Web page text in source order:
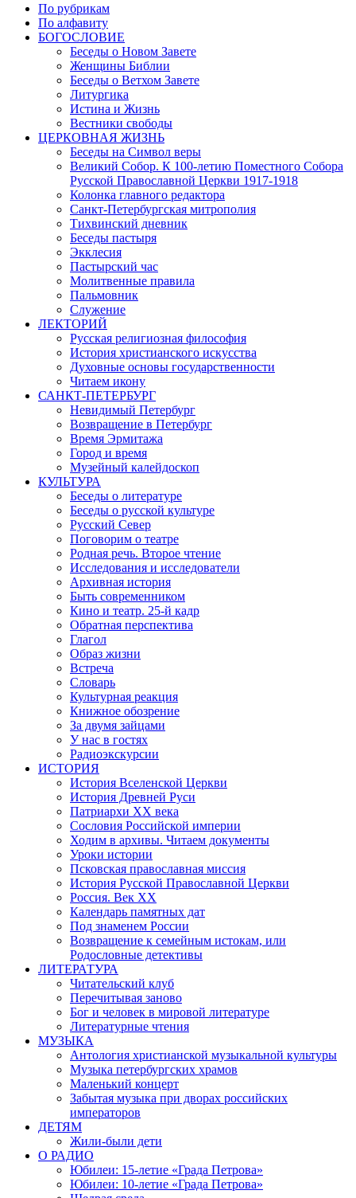
По рубрикам
По алфавиту
БОГОСЛОВИЕ
Беседы о Новом Завете
Женщины Библии
Беседы о Ветхом Завете
Литургика
Истина и Жизнь
Вестники свободы
ЦЕРКОВНАЯ ЖИЗНЬ
Беседы на Символ веры
Великий Собор. К 100-летию Поместного Собора
Русской Православной Церкви 1917-1918
Колонка главного редактора
Санкт-Петербургская митрополия
Тихвинский дневник
Беседы пастыря
Экклесия
Пастырский час
Молитвенные правила
Пальмовник
Служение
ЛЕКТОРИЙ
Русская религиозная философия
История христианского искусства
Духовные основы государственности
Читаем икону
САНКТ-ПЕТЕРБУРГ
Невидимый Петербург
Возвращение в Петербург
Время Эрмитажа
Город и время
Музейный калейдоскоп
КУЛЬТУРА
Беседы о литературе
Беседы о русской культуре
Русский Север
Поговорим о театре
Родная речь. Второе чтение
Исследования и исследователи
Архивная история
Быть современником
Кино и театр. 25-й кадр
Обратная перспектива
Глагол
Образ жизни
Встреча
Словарь
Культурная реакция
Книжное обозрение
За двумя зайцами
У нас в гостях
Радиоэкскурсии
ИСТОРИЯ
История Вселенской Церкви
История Древней Руси
Патриархи XX века
Сословия Российской империи
Ходим в архивы. Читаем документы
Уроки истории
Псковская православная миссия
История Русской Православной Церкви
Россия. Век ХХ
Календарь памятных дат
Под знаменем России
Возвращение к семейным истокам, или
Родословные детективы
ЛИТЕРАТУРА
Читательский клуб
Перечитывая заново
Бог и человек в мировой литературе
Литературные чтения
МУЗЫКА
Антология христианской музыкальной культуры
Музыка петербургских храмов
Маленький концерт
Забытая музыка при дворах российских
императоров
ДЕТЯМ
Жили-были дети
О РАДИО
Юбилеи: 15-летие «Града Петрова»
Юбилеи: 10-летие «Града Петрова»